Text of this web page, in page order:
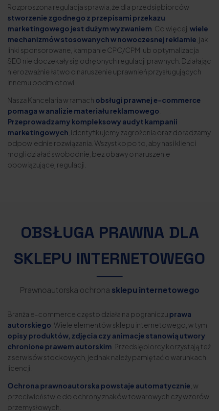
Rozproszona regulacja sprawia, że dla przedsiębiorców
stworzenie zgodnego z przepisami przekazu
marketingowego jest dużym wyzwaniem . Co więcej, wiele
mechanizmów stosowanych w nowoczesnej reklamie , jak
linki sponsorowane, kampanie CPC/CPM lub optymalizacja
SEO nie doczekały się odrębnych regulacji prawnych. Działając
nierozważnie łatwo o naruszenie uprawnień przysługujących
innemu podmiotowi.
Nasza Kancelaria w ramach obsługi prawnej e-commerce
pomaga w analizie materiału reklamowego
Przeprowadzamy kompleksowy audyt kampanii
marketingowych , identyfikujemy zagrożenia oraz doradzamy
odpowiednie rozwiązania. Wszystko po to, aby nasi klienci
mogli działać swobodnie, bez obawy o naruszenie
obowiązującej regulacji.
OBSŁUGA PRAWNA DLA
SKLEPU INTERNETOWEGO
Prawnoautorska ochrona sklepu internetowego
Branża e-commerce często działa na pograniczu prawa
autorskiego . Wiele elementów sklepu internetowego, w tym
opisy produktów, zdjęcia czy animacje stanowią utwory
chronione prawem autorskim . Przedsiębiorcy korzystają też
z serwisów stockowych, jednak należy pamiętać o warunkach
licencji.
Ochrona prawnoautorska powstaje automatycznie , w
przeciwieństwie do ochrony znaków towarowych czy wzorów
przemysłowych.